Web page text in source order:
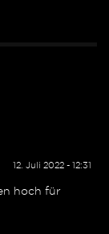
12. Juli 2022 - 12:31
hoch für